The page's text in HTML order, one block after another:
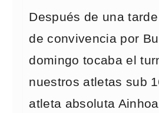
Después de una
de convivencia por
domingo tocaba el
nuestros atletas sub
atleta absoluta